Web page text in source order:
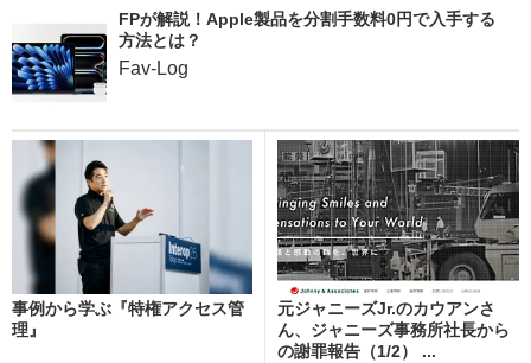
FPが解説！Apple製品を分割手数料0円で入手する
方法とは？
Fav-Log
事例から学ぶ『特権アクセス管
理』
元ジャニーズJr.のカウアンさ
ん、ジャニーズ事務所社長から
の謝罪報告（1/2） ...